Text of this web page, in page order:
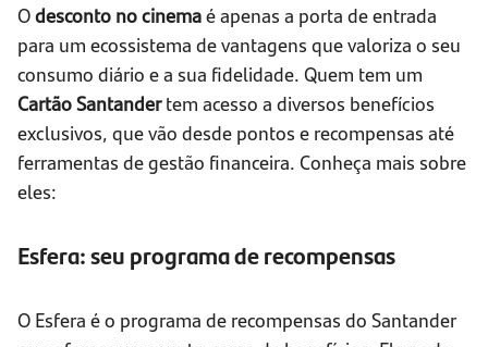
Odesconto no cinemaé apenas a porta de entrada
para um ecossistema de vantagens que valoriza o seu
consumo diário e a sua fidelidade. Quem tem um
Cartão Santandertem acesso a diversos benefícios
exclusivos, que vão desde pontos e recompensas até
ferramentas de gestão financeira. Conheça mais sobre
eles:
Esfera: seu programa de recompensas
O Esfera é o programa de recompensas do Santander